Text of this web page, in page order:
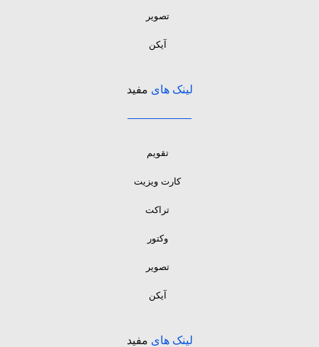
تصویر
آیکن
لینک های مفید
تقویم
کارت ویزیت
تراکت
وکتور
تصویر
آیکن
لینک های مفید